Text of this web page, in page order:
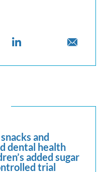
and
dental health
added sugar
trial